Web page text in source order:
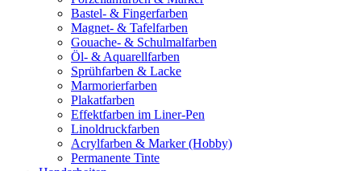
Bastel- & Fingerfarben
Magnet- & Tafelfarben
Gouache- & Schulmalfarben
Öl- & Aquarellfarben
Sprühfarben & Lacke
Marmorierfarben
Plakatfarben
Effektfarben im Liner-Pen
Linoldruckfarben
Acrylfarben & Marker (Hobby)
Permanente Tinte